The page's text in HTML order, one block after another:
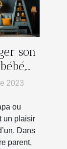
son
?
2023
ou
un plaisir
Dans
parent,